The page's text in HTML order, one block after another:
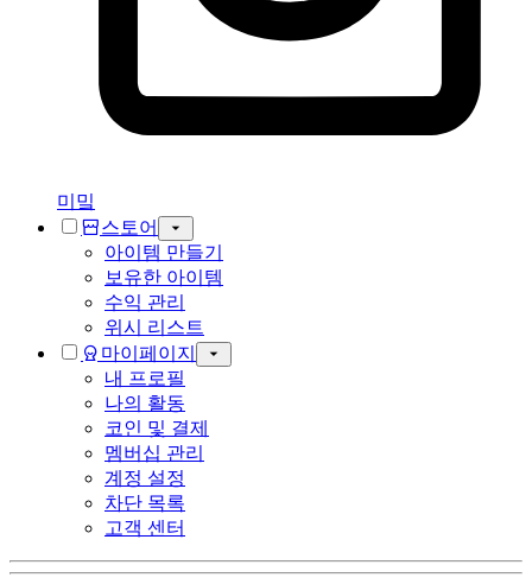
미밐
스토어
아이템 만들기
보유한 아이템
수익 관리
위시 리스트
마이페이지
내 프로필
나의 활동
코인 및 결제
멤버십 관리
계정 설정
차단 목록
고객 센터